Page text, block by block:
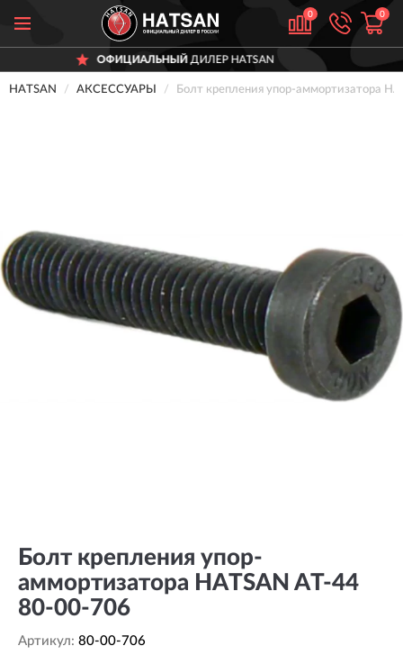
0 0
ОФИЦИАЛЬНЫЙДИЛЕР HATSAN
HATSAN АКСЕССУАРЫ Болт крепления упор-аммортизатора
Болт крепления упор-
аммортизатора HATSAN AT-44
80-00-706
Артикул: 80-00-706